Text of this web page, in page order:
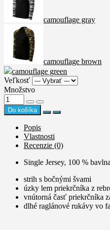
camouflage gray
camouflage brown
camouflage green
Veľkosť
Množstvo
Do košíka
Popis
Vlastnosti
Recenzie (0)
Single Jersey, 100 % bavlna
strih s bočnými švami
úzky lem priekrčníka z
vnútorná časť priekrčníka
dlhé raglánové rukávy vo